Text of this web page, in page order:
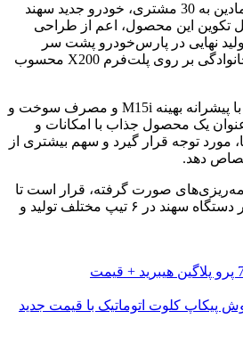
در این مراسم به صورت نمادین به 30 مشتری، خودرو جدید سهند
تکوین این محصول، اعم از طراحی
نهایی در پارس‌خودرو پشت سر
گذاشته شده و یک سدان خانوادگی بر روی پلت‌فرم X200 محسوب
بر این اساس خودرو سهند با پیشرانه بهینه M15i و مصرف سوخت و
یک محصول جذاب با امکانات و
مورد توجه قرار گیرد و سهم بیشتری از
دهد.
صورت گرفته، قرار است تا
پایان سال، بیش از ۳۰ هزار دستگاه سهند در ۶ تیپ مختلف تولید و
پیکاپ کلوت اتوماتیک با قیمت جدید